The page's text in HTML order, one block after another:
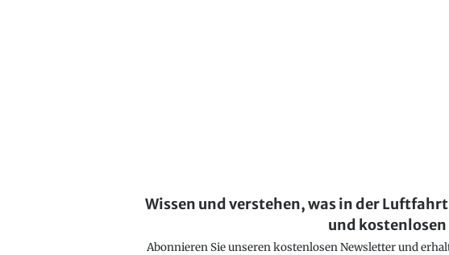
Wissen und verstehen, was in der
und kostenlosen
Abonnieren Sie unseren kostenlosen Newsletter und